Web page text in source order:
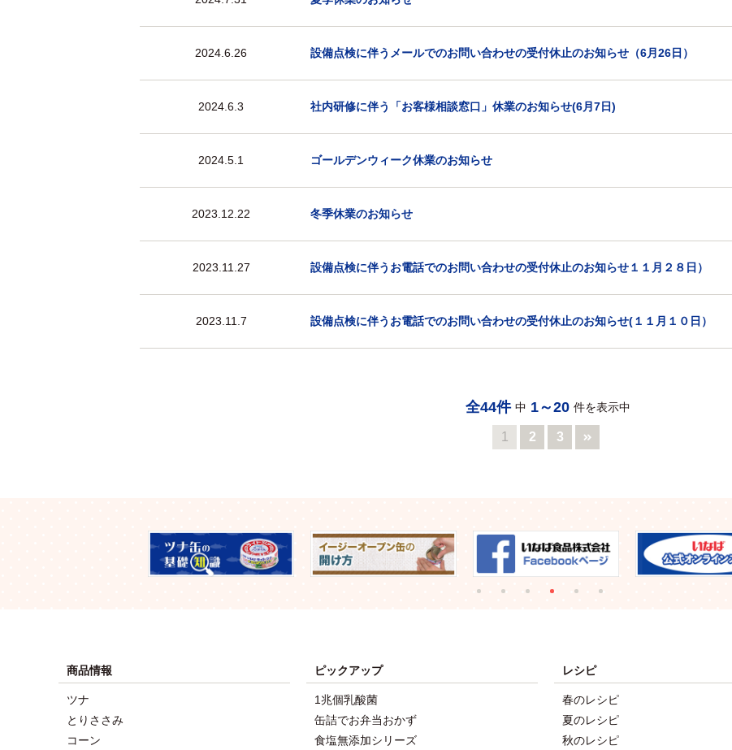
2024.6.26 設備点検に伴うメールでのお問い合わせの受付休止のお知らせ（6月26日）
2024.6.3 社内研修に伴う「お客様相談窓口」休業のお知らせ(6月7日)
2024.5.1 ゴールデンウィーク休業のお知らせ
2023.12.22 冬季休業のお知らせ
2023.11.27 設備点検に伴うお電話でのお問い合わせの受付休止のお知らせ１１月２８日）
2023.11.7 設備点検に伴うお電話でのお問い合わせの受付休止のお知らせ(１１月１０日）
全44件 中 1～20 件を表示中
1 2 3
商品情報
ツナ
とりささみ
コーン
ピックアップ
1兆個乳酸菌
缶詰でお弁当おかず
食塩無添加シリーズ
レシピ
春のレシピ
夏のレシピ
秋のレシピ